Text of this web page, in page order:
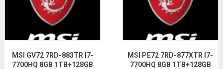
MSI GV72 7RD-883TR I7-
7700HQ 8GB 1TB+128GB
MSI PE72 7RD-877XTR I7-
7700HQ 8GB 1TB+128GB